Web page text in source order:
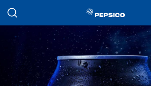
Премини към основното съдържание